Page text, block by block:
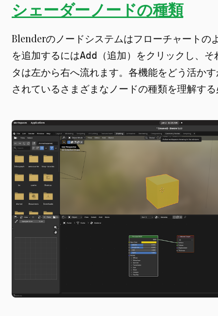
シェーダーノードの種類
Blenderのノードシステムはフローチャートの
を追加するにはAdd（追加） をクリックし、
タは左から右へ流れます。各機能をどう活か
されているさまざまなノードの種類を理解す